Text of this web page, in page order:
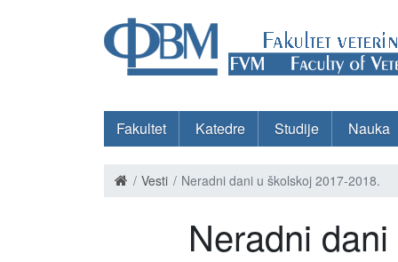
Fakultet Katedre Studije Nauka
Vesti Neradni dani u školskoj 2017-2018.
Neradni